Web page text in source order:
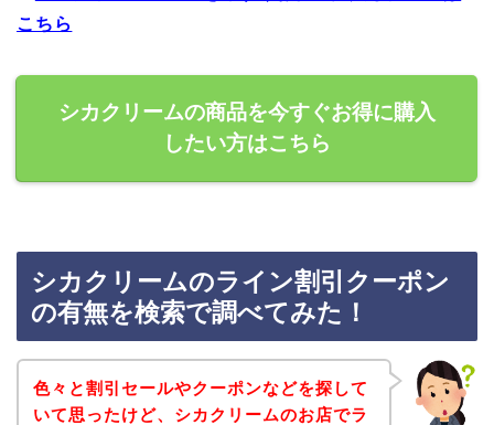
こちら
シカクリームの商品を今すぐお得に購入
したい方はこちら
シカクリームのライン割引クーポン
の有無を検索で調べてみた！
色々と割引セールやクーポンなどを探して
いて思ったけど、シカクリームのお店でラ